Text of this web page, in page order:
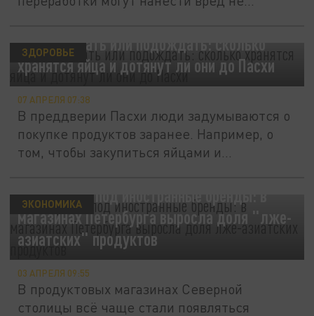
Пора покупать или подождать: сколько
хранятся яйца и дотянут ли они до Пасхи
ЗДОРОВЬЕ
07 АПРЕЛЯ 07:38
В преддверии Пасхи люди задумываются о
покупке продуктов заранее. Например, о
том, чтобы закупиться яйцами и...
Маскировка под иностранные бренды: в
магазинах Петербурга выросла доля "лже-
азиатских" продуктов
ЭКОНОМИКА
03 АПРЕЛЯ 09:55
В продуктовых магазинах Северной
столицы всё чаще стали появляться